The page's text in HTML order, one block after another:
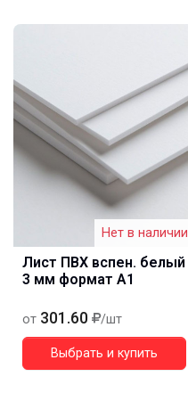
Нет в наличии
Лист ПВХ вспен. белый
3 мм формат А1
от 301.60 /шт
Выбрать и купить